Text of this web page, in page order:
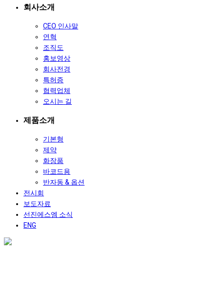
회사소개
CEO 인사말
연혁
조직도
홍보영상
회사전경
특허증
협력업체
오시는 길
제품소개
기본형
제약
화장품
바코드용
반자동 & 옵션
전시회
보도자료
선진에스엠 소식
ENG